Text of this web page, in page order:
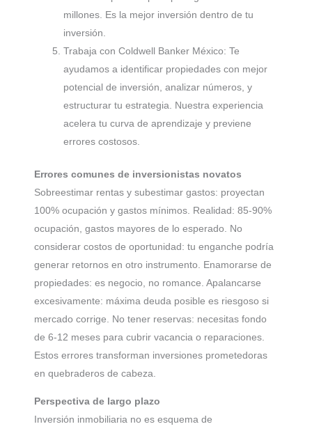
millones. Es la mejor inversión dentro de tu
inversión.
Trabaja con Coldwell Banker México: Te
ayudamos a identificar propiedades con mejor
potencial de inversión, analizar números, y
estructurar tu estrategia. Nuestra experiencia
acelera tu curva de aprendizaje y previene
errores costosos.
Errores comunes de inversionistas novatos
Sobreestimar rentas y subestimar gastos: proyectan
100% ocupación y gastos mínimos. Realidad: 85-90%
ocupación, gastos mayores de lo esperado. No
considerar costos de oportunidad: tu enganche podría
generar retornos en otro instrumento. Enamorarse de
propiedades: es negocio, no romance. Apalancarse
excesivamente: máxima deuda posible es riesgoso si
mercado corrige. No tener reservas: necesitas fondo
de 6-12 meses para cubrir vacancia o reparaciones.
Estos errores transforman inversiones prometedoras
en quebraderos de cabeza.
Perspectiva de largo plazo
Inversión inmobiliaria no es esquema de